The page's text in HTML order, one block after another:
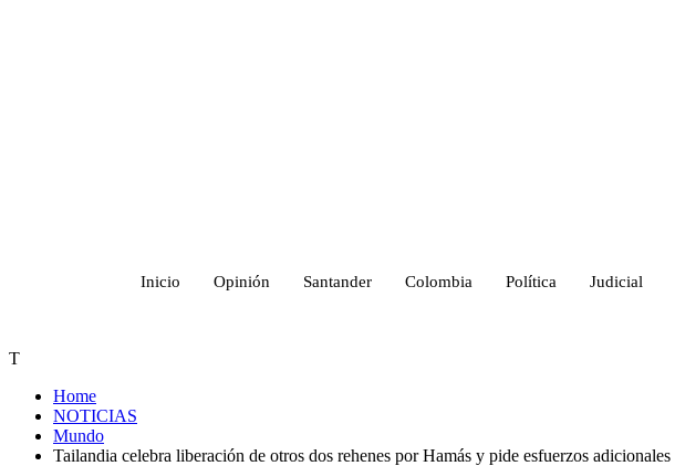
Inicio Opinión Santander Colombia Política Judicial
T
Home
NOTICIAS
Mundo
Tailandia celebra liberación de otros dos rehenes por Hamás y pide esfuerzos adicionales